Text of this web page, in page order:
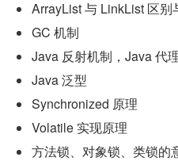
ArrayList 与 LinkList 区别
GC 机制
Java 反射机制，Java 代
Java 泛型
Synchronized 原理
Volatile 实现原理
方法锁、对象锁、类锁的